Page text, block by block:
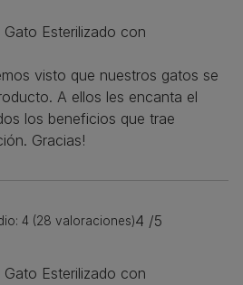
Gato Esterilizado con
visto que nuestros gatos se
A ellos les encanta el
los beneficios que trae
Gracias!
4 (28 valoraciones)4 /5
Gato Esterilizado con